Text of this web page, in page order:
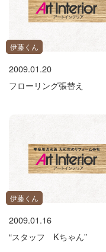
伊藤くん
2009.01.20
フローリング張替え
伊藤くん
2009.01.16
“スタッフ Kちゃん”